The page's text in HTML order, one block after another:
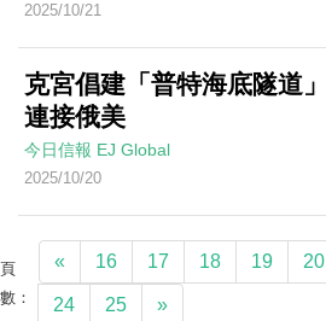
2025/10/21
克宮倡建「普特海底隧道」
連接俄美
今日信報 EJ Global
2025/10/20
頁
數：
« 16 17 18 19 20
24 25 »